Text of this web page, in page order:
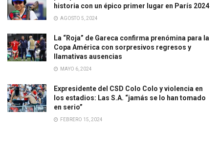
historia con un épico primer lugar en París 2024
AGOSTO 5, 2024
La “Roja” de Gareca confirma prenómina para la
Copa América con sorpresivos regresos y
llamativas ausencias
MAYO 6, 2024
Expresidente del CSD Colo Colo y violencia en
los estadios: Las S.A. “jamás se lo han tomado
en serio”
FEBRERO 15, 2024